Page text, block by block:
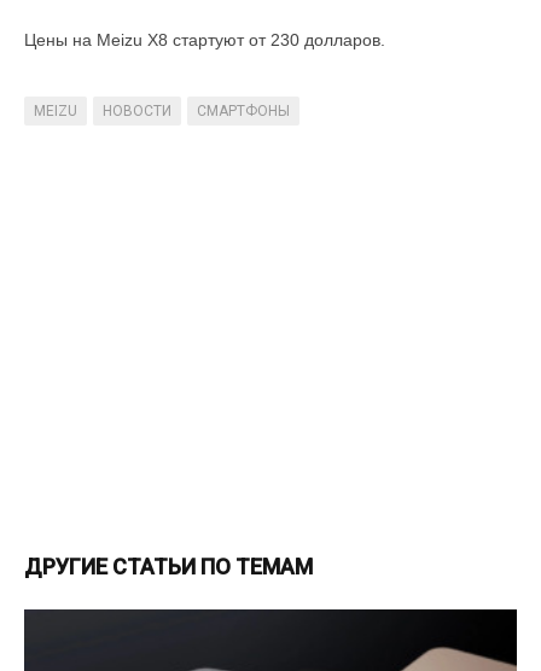
Цены на Meizu X8 стартуют от 230 долларов.
MEIZU НОВОСТИ СМАРТФОНЫ
ДРУГИЕ СТАТЬИ ПО ТЕМАМ